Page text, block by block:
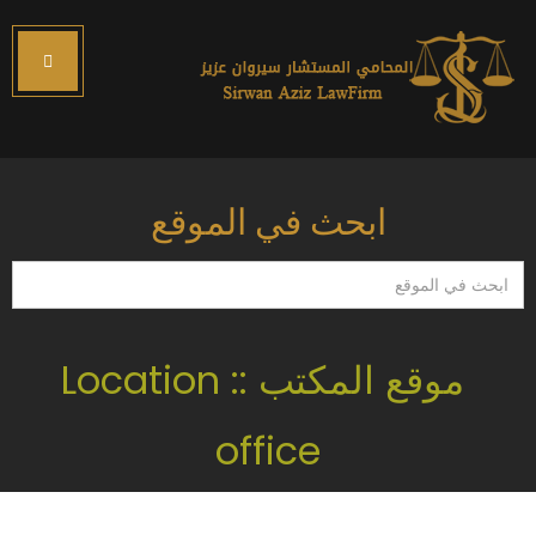
ابحث في الموقع
ابحث
في
موقع المكتب :: Location
office